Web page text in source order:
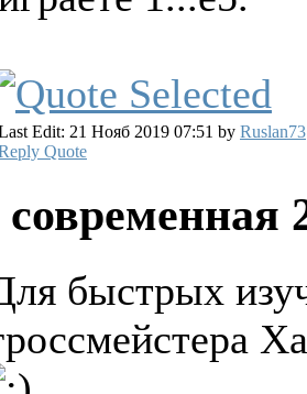
Edit: 21 Нояб 2019 07:51 by Ruslan73
Quote
быстрых